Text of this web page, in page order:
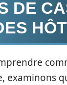
DE
examinons